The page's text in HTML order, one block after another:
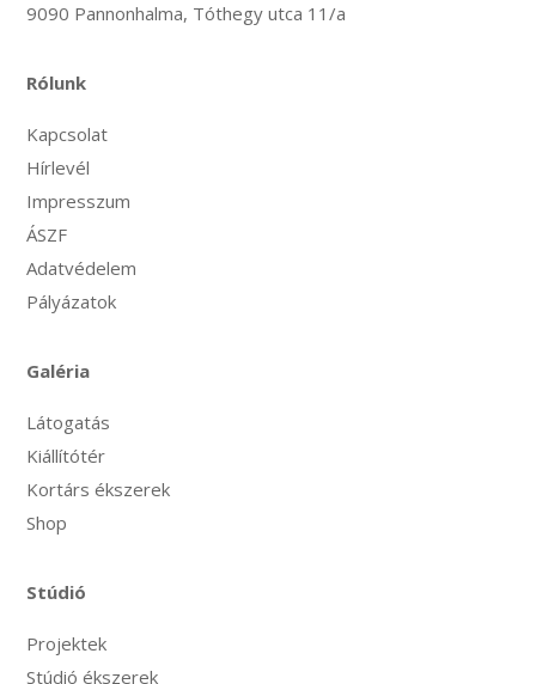
9090 Pannonhalma, Tóthegy utca 11/a
Rólunk
Kapcsolat
Hírlevél
Impresszum
ÁSZF
Adatvédelem
Pályázatok
Galéria
Látogatás
Kiállítótér
Kortárs ékszerek
Shop
Stúdió
Projektek
Stúdió ékszerek